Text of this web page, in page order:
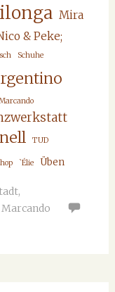
Mira
& Peke;
Schuhe
TUD
`Élie Üben
,